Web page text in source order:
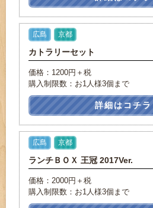
広島 京都
カトラリーセット
価格：1200円＋税
購入制限数：お1人様3個まで
詳細はコチラ
広島 京都
ランチＢＯＸ 王冠 2017Ver.
価格：2000円＋税
購入制限数：お1人様3個まで